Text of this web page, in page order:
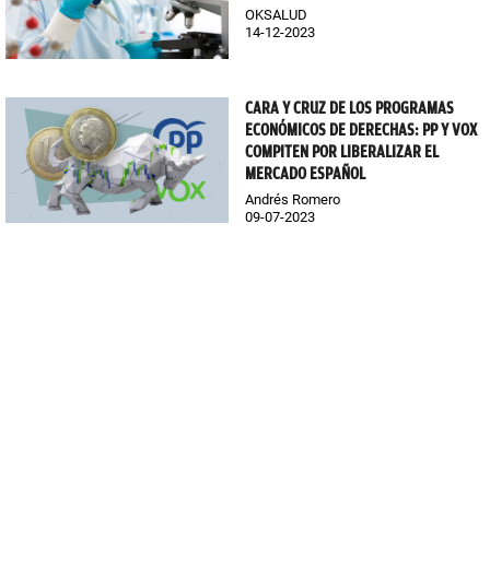
OKSALUD
14-12-2023
CARA Y CRUZ DE LOS PROGRAMAS
ECONÓMICOS DE DERECHAS: PP Y VOX
COMPITEN POR LIBERALIZAR EL
MERCADO ESPAÑOL
Andrés Romero
09-07-2023